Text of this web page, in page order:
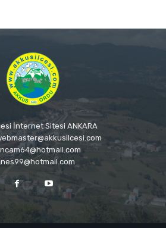
İnternet Sitesi ANKARA